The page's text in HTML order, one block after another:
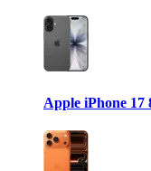
Apple iPhone 17